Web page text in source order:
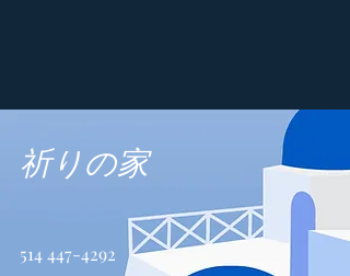
祈りの家
514 447-4292